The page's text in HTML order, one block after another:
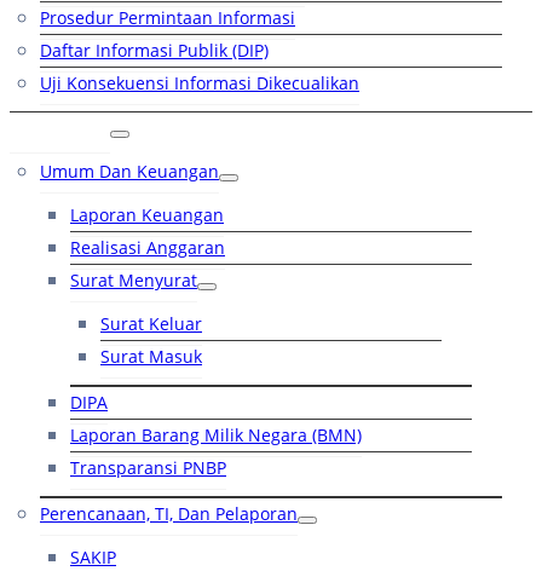
Prosedur Permintaan Informasi
Daftar Informasi Publik (DIP)
Uji Konsekuensi Informasi Dikecualikan
Umum Dan Keuangan
Laporan Keuangan
Realisasi Anggaran
Surat Menyurat
Surat Keluar
Surat Masuk
DIPA
Laporan Barang Milik Negara (BMN)
Transparansi PNBP
Perencanaan, TI, Dan Pelaporan
SAKIP